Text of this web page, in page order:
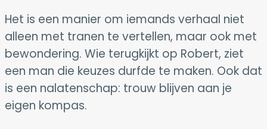
Het is een manier om iemands verhaal niet
alleen met tranen te vertellen, maar ook met
bewondering. Wie terugkijkt op Robert, ziet
een man die keuzes durfde te maken. Ook dat
is een nalatenschap: trouw blijven aan je
eigen kompas.